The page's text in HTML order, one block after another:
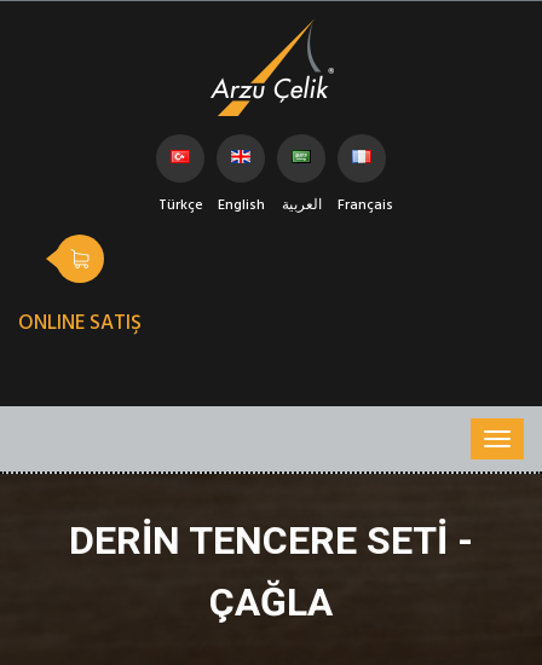
Türkçe English العربية Français
ONLINE SATIŞ
DERIN TENCERE SETI -
ÇAĞLA